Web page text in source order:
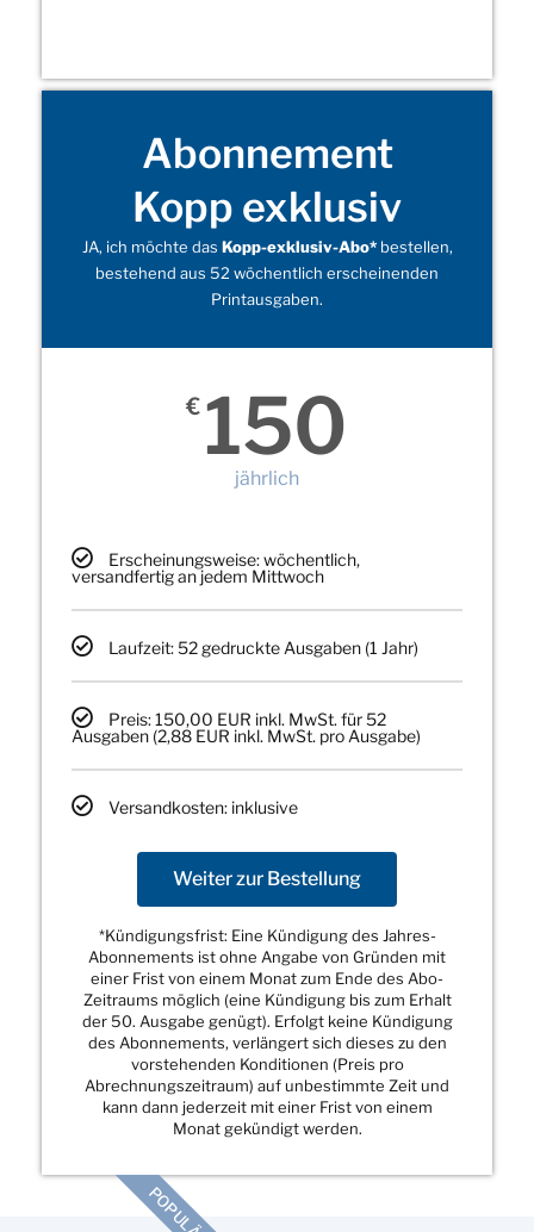
Abonnement
Kopp exklusiv
JA, ich möchte das Kopp-exklusiv-Abo*bestellen,
bestehend aus 52 wöchentlich erscheinenden
Printausgaben.
€ 150
jährlich
Erscheinungsweise: wöchentlich,
versandfertig an jedem Mittwoch
Laufzeit: 52 gedruckte Ausgaben (1 Jahr)
Preis: 150,00 EUR inkl. MwSt. für 52
Ausgaben (2,88 EUR inkl. MwSt. pro Ausgabe)
Versandkosten: inklusive
Weiter zur Bestellung
*Kündigungsfrist: Eine Kündigung des Jahres-
Abonnements ist ohne Angabe von Gründen mit
einer Frist von einem Monat zum Ende des Abo-
Zeitraums möglich (eine Kündigung bis zum Erhalt
der 50. Ausgabe genügt). Erfolgt keine Kündigung
des Abonnements, verlängert sich dieses zu den
vorstehenden Konditionen (Preis pro
Abrechnungszeitraum) auf unbestimmte Zeit und
kann dann jederzeit mit einer Frist von einem
Monat gekündigt werden.
POPULÄR